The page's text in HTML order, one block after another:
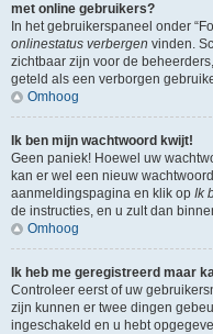
met online gebruikers?
In het gebruikerspaneel onder
onlinestatus verbergen vinden.
zichtbaar zijn voor de
geteld als een verborgen
Omhoog
Ik ben mijn wachtwoord kwijt!
Geen paniek! Hoewel uw
kan er wel een nieuw
aanmeldingspagina en klik op Ik
de instructies, en u zult dan
Omhoog
Ik heb me geregistreerd maar
Controleer eerst of uw
zijn kunnen er twee dingen
ingeschakeld en u hebt